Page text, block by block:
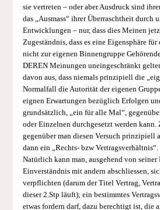
sie vertreten – oder aber Ausdruck sind
das „Ausmass“ ihrer Überraschtheit durch
Entwicklungen – nur, dass dies Meinen
Zugeständnis, dass es eine Eigensphäre für
nicht zur eigenen Binnengruppe
DEREN Meinungen uneingeschränkt
davon aus, dass niemals prinzipiell die
Normalfall die Autorität der eigenen
eignen Erwartungen bezüglich Erfolgen
grundsätzlich, „ein für alle Mal“,
oder Einzelnen durchgesetzt werden kann.
gegenüber man diesen Versuch prinzipiell
dann ein „Rechts- bzw Vertragsverhältnis“.
Natürlich kann man, ausgehend von seiner
Einverständnis mit andern abschliessen,
verpflichten (darum der Titel Vertrag,
dieser 2.Stp läuft); ein bestimmtes
etwas fordern darf, dazu berechtigt ist, die